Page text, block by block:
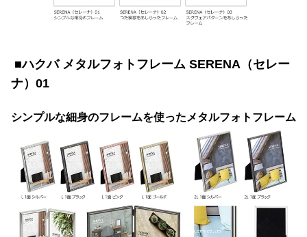
■ハクバ メタルフォトフレーム SERENA（セレー
ナ）01
シンプルな細身のフレームを使ったメタルフォトフレーム